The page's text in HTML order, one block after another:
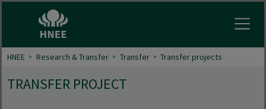
HNEE Research & Transfer Transfer Transfer projects
TRANSFER PROJECT